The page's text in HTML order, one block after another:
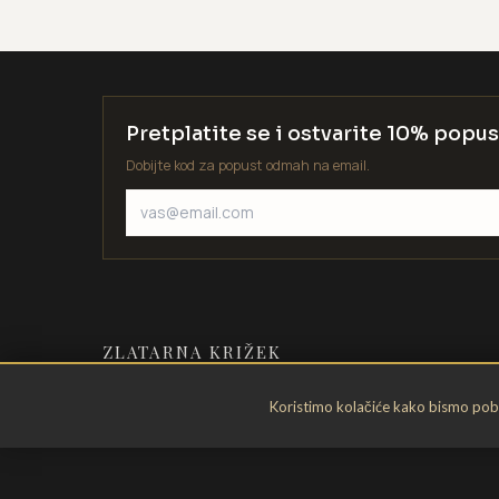
Koristimo kolačiće kako bismo
Pretplatite se i ostvarite 10%
Dobijte kod za popust odmah na email.
ZLATARNA KRIŽEK